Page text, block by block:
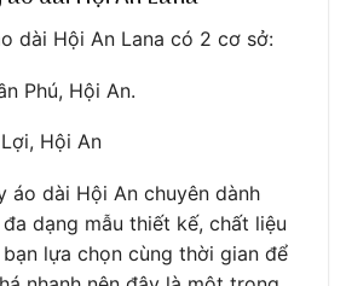
dài Hội An Lana có 2 cơ sở:
Phú, Hội An.
Hội An
áo dài Hội An chuyên dành
dạng mẫu thiết kế, chất liệu
lựa chọn cùng thời gian để